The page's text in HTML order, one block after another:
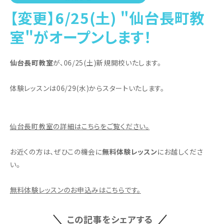
【変更】6/25(土) "仙台長町教
室"がオープンします！
仙台長町教室が、06/25(土)新規開校いたします。
体験レッスンは06/29(水)からスタートいたします。
仙台長町教室の詳細はこちらをご覧ください。
お近くの方は、ぜひこの機会に無料体験レッスンにお越しくださ
い。
無料体験レッスンのお申込みはこちらです。
この記事をシェアする